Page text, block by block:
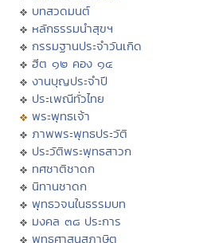
บทสวดมนต์
หลักธรรมนำสุขฯ
กรรมฐานประจำวันเกิด
ฮีต ๑๒ คอง ๑๔
งานบุญประจำปี
ประเพณีทั่วไทย
พระพุทธเจ้า
ภาพพระพุทธประวัติ
ประวัติพระพุทธสาวก
ทศชาติชาดก
นิทานชาดก
พุทธวจนในธรรมบท
มงคล ๓๘ ประการ
พุทธศาสนสุภาษิต